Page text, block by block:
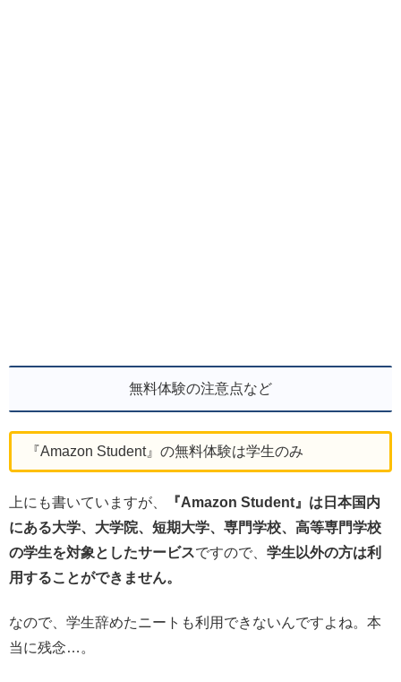
無料体験の注意点など
『Amazon Student』の無料体験は学生のみ
上にも書いていますが、
『Amazon Student』は日本国内
にある大学、大学院、短期大学、専門学校、高等専門学校
の学生を対象としたサービスですので、 学生以外の方は利
用することができません。
なので、学生辞めたニートも利用できないんですよね。本
当に残念…。